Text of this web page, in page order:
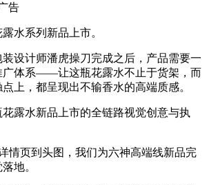
告
水系列新品上市。
设计师潘虎操刀完成之后，产品需要一
广体系——让这瓶花露水不止于货架，而
上，都呈现出不输香水的高端质感。
露水新品上市的全链路视觉创意与执
情页到头图，我们为六神高端线新品完
地。